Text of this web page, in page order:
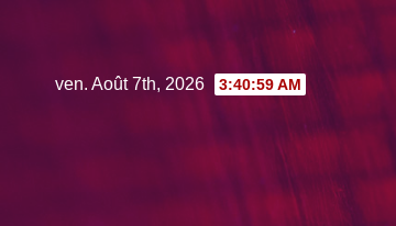
contentven. Août 7th, 2026 3:41:00 AM